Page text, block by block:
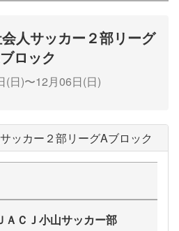
人サッカー２部リーグ
ロック
日)〜12月06日(日)
ッカー２部リーグAブロック
ＡＣＪ小山サッカー部